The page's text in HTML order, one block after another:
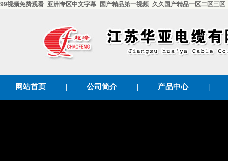
99视频免费观看_亚洲专区中文字幕_国产精品第一视频_久久国产精品一区二区三区
网站首页 | 公司简介 | 产品中心 |